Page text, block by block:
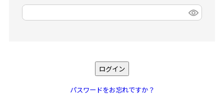
必
ログイン
パスワードをお忘れですか？